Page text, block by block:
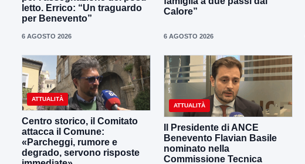
letto. Errico: “Un traguardo
per Benevento”
6 AGOSTO 2026
Calore”
6 AGOSTO 2026
ATTUALITÀ
Centro storico, il Comitato
attacca il Comune:
«Parcheggi, rumore e
degrado, servono risposte
ATTUALITÀ
Il Presidente di ANCE
Benevento Flavian Basile
nominato nella
Commissione Tecnica